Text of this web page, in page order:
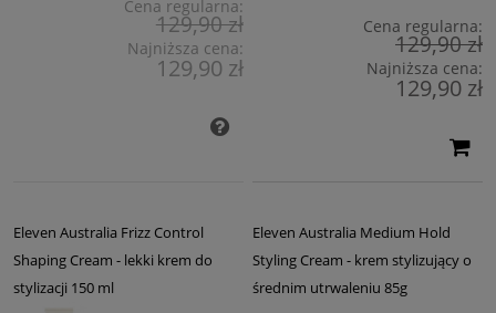
Cena regularna:
129,90 zł
Najniższa cena:
129,90 zł
Cena regularna:
129,90 zł
Najniższa cena:
129,90 zł
Eleven Australia Frizz Control
Shaping Cream - lekki krem do
stylizacji 150 ml
Eleven Australia Medium Hold
Styling Cream - krem stylizujący o
średnim utrwaleniu 85g